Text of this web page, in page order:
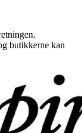
butikkerne kan